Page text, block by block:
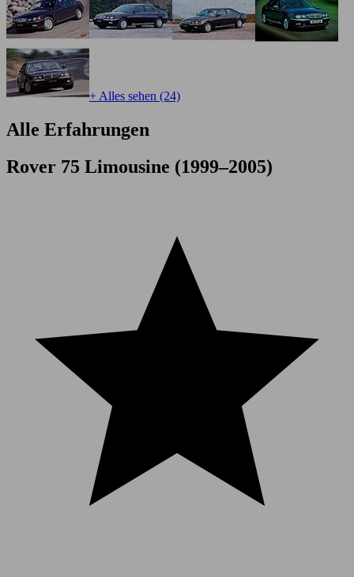
+ Alles sehen (24)
Alle Erfahrungen
Rover 75 Limousine (1999–2005)